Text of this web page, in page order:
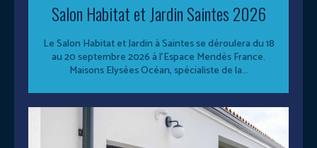
Salon Habitat et Jardin Saintes 2026
Le Salon Habitat et Jardin à Saintes se déroulera du 18
au 20 septembre 2026 à l’Espace Mendès France.
Maisons Elysées Océan, spécialiste de la...